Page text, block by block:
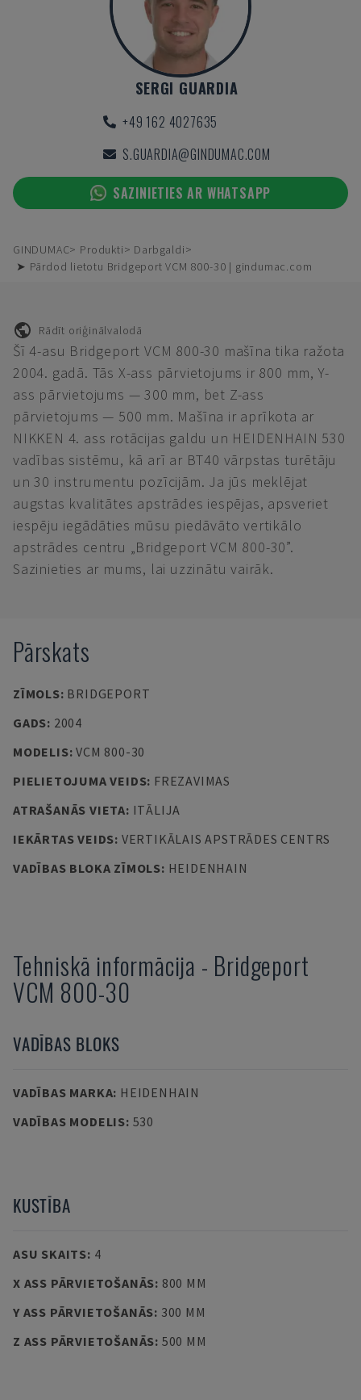
SERGI GUARDIA
+49 162 4027635
S.GUARDIA@GINDUMAC.COM
SAZINIETIES AR WHATSAPP
GINDUMAC Produkti
Darbgaldi
➤ Pārdod lietotu Bridgeport VCM 800-30 | gindumac.com
Rādīt oriģinālvalodā
Šī 4-asu Bridgeport VCM 800-30 mašīna tika ražota
2004. gadā. Tās X-ass pārvietojums ir 800 mm, Y-
ass pārvietojums — 300 mm, bet Z-ass
pārvietojums — 500 mm. Mašīna ir aprīkota ar
NIKKEN 4. ass rotācijas galdu un HEIDENHAIN 530
vadības sistēmu, kā arī ar BT40 vārpstas turētāju
un 30 instrumentu pozīcijām. Ja jūs meklējat
augstas kvalitātes apstrādes iespējas, apsveriet
iespēju iegādāties mūsu piedāvāto vertikālo
apstrādes centru „Bridgeport VCM 800-30”.
Sazinieties ar mums, lai uzzinātu vairāk.
Pārskats
ZĪMOLS: BRIDGEPORT
GADS: 2004
MODELIS:VCM 800-30
PIELIETOJUMA VEIDS: FREZAVIMAS
ATRAŠANĀS VIETA: ITĀLIJA
IEKĀRTAS VEIDS: VERTIKĀLAIS APSTRĀDES CENTRS
VADĪBAS BLOKA ZĪMOLS: HEIDENHAIN
Tehniskā informācija - Bridgeport
VCM 800-30
VADĪBAS BLOKS
VADĪBAS MARKA: HEIDENHAIN
VADĪBAS MODELIS: 530
KUSTĪBA
ASU SKAITS: 4
X ASS PĀRVIETOŠANĀS: 800 MM
Y ASS PĀRVIETOŠANĀS: 300 MM
Z ASS PĀRVIETOŠANĀS: 500 MM